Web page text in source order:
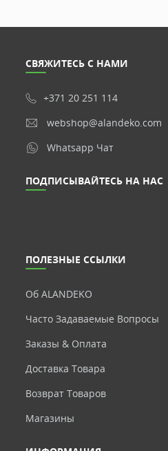
СВЯЖИТЕСЬ С НАМИ
+371 20 251 114
webshop@alandeko.com
Whatsapp Чат
ПОЛЕЗНЫЕ ССЫЛКИ
Об ALANDEKO
Часто Задаваемые Вопросы
Заказы & Оплата
Доставка Товара
Возврат Товаров
Магазины
ПОДПИСЫВАЙТЕСЬ НА НАС